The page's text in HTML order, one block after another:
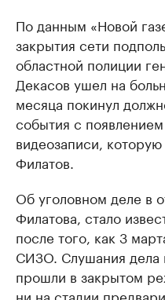
По данным «Новой
закрытия сети
областной полиции
Декасов ушел на
месяца покинул
события с
видеозаписи,
Филатов.
Об уголовном деле в
Филатова, стало
после того, как 3
СИЗО. Слушания дела
прошли в закрытом
ни на стадии